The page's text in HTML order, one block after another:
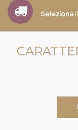
Seleziona